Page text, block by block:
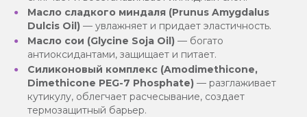
Масло сладкого миндаля (Prunus Amygdalus
Dulcis Oil) — увлажняет и придает эластичность.
Масло сои (Glycine Soja Oil) — богато
антиоксидантами, защищает и питает.
Силиконовый комплекс (Amodimethicone,
Dimethicone PEG-7 Phosphate) — разглаживает
кутикулу, облегчает расчесывание, создает
термозащитный барьер.